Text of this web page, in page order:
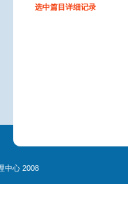
选中篇目详细记录
中心 2008